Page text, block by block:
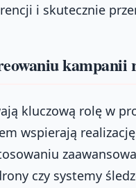
i skutecznie
kampanii
kluczową rolę w
wspierają
czy systemy